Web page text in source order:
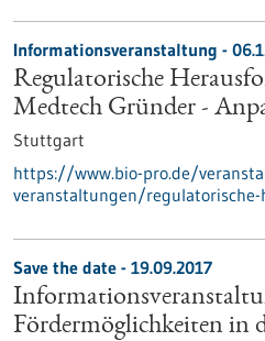
Informationsveranstaltung -
Regulatorische
Medtech Gründer -
Stuttgart
https://www.bio-pro.de/
veranstaltungen/
Save the date - 19.09.2017
Fördermöglichkeiten in